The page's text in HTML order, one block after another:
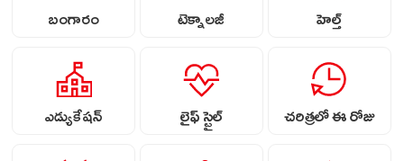
బంగారం టెక్నాలజీ హెల్త్
ఎడ్యుకేషన్ లైఫ్ స్టైల్ చరిత్రలో ఈ రోజు